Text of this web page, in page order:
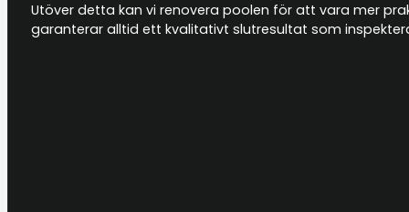
Utöver detta kan vi renovera poolen för att vara mer
garanterar alltid ett kvalitativt slutresultat som